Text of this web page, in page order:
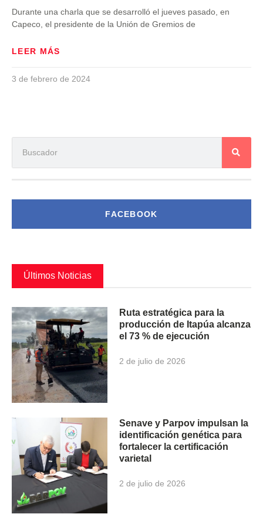
Durante una charla que se desarrolló el jueves pasado, en
Capeco, el presidente de la Unión de Gremios de
LEER MÁS
3 de febrero de 2024
FACEBOOK
Últimos Noticias
Ruta estratégica para la
producción de Itapúa alcanza
el 73 % de ejecución
2 de julio de 2026
Senave y Parpov impulsan la
identificación genética para
fortalecer la certificación
varietal
2 de julio de 2026